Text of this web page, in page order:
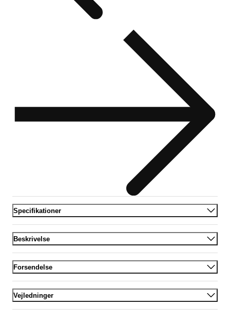
Specifikationer
Beskrivelse
Forsendelse
Vejledninger